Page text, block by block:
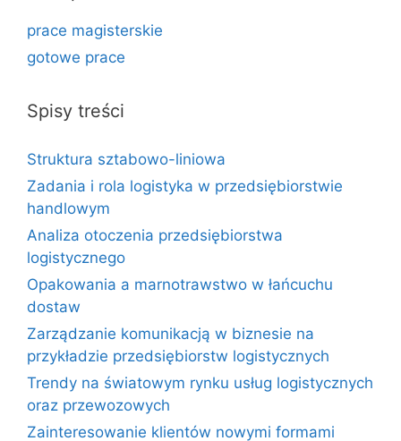
prace magisterskie
gotowe prace
Spisy treści
Struktura sztabowo-liniowa
Zadania i rola logistyka w przedsiębiorstwie
handlowym
Analiza otoczenia przedsiębiorstwa
logistycznego
Opakowania a marnotrawstwo w łańcuchu
dostaw
Zarządzanie komunikacją w biznesie na
przykładzie przedsiębiorstw logistycznych
Trendy na światowym rynku usług logistycznych
oraz przewozowych
Zainteresowanie klientów nowymi formami